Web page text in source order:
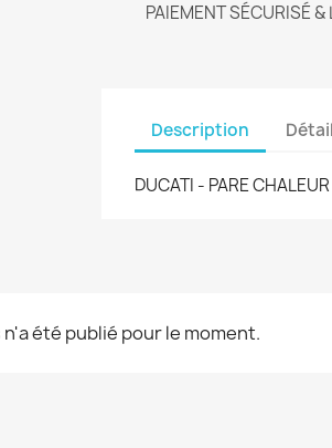
PAIEMENT SÉCURISÉ
Description
DUCATI - PARE
n'a été publié pour le moment.